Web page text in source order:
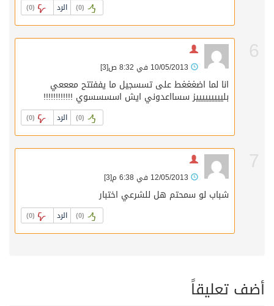
(
0
) الرد (
0
)
6
[3]
انا لما اضغغغط على تسسجيل ما يففتتح معععي
بليييييييييز سسااعدوني ايش اسسسسوي !!!!!!!!!!!!
(
0
) الرد (
0
)
7
[3]
شباب لو سمحتم هل للشرعي اختبار
(
0
) الرد (
0
)
أضف تعليقاً